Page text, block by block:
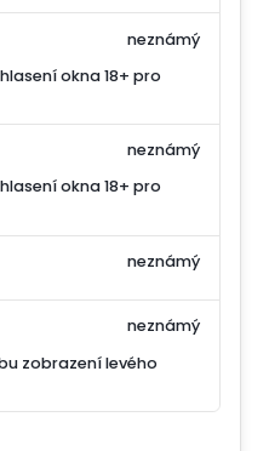
okna 18+ pro
neznámý
okna 18+ pro
neznámý
neznámý
zobrazení levého
neznámý